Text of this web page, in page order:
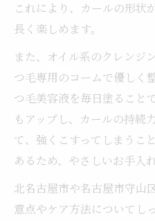
これにより、カールの形状
長く楽しめます。
また、オイル系のクレンジ
つ毛専用のコームで優しく
つ毛美容液を毎日塗ること
もアップし、カールの持続
て、強くこすってしまうこ
あるため、やさしいお手入
北名古屋市や名古屋市守山
意点やケア方法についてし